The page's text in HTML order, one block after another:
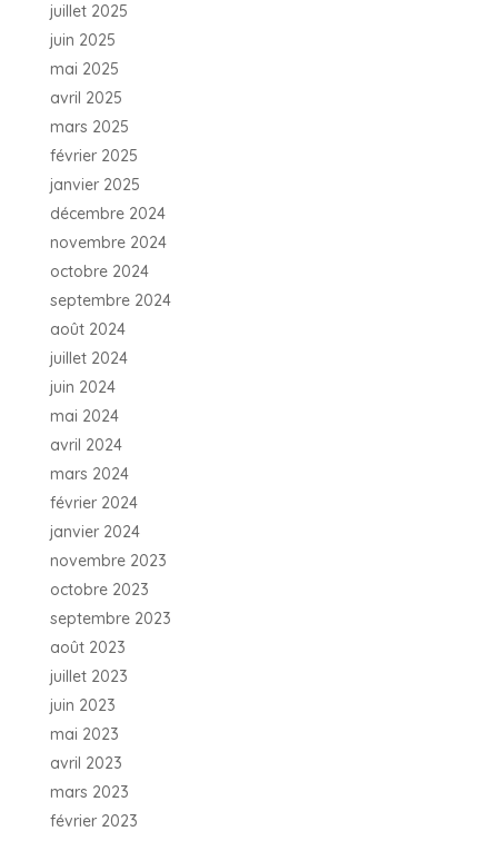
juillet 2025
juin 2025
mai 2025
avril 2025
mars 2025
février 2025
janvier 2025
décembre 2024
novembre 2024
octobre 2024
septembre 2024
août 2024
juillet 2024
juin 2024
mai 2024
avril 2024
mars 2024
février 2024
janvier 2024
novembre 2023
octobre 2023
septembre 2023
août 2023
juillet 2023
juin 2023
mai 2023
avril 2023
mars 2023
février 2023